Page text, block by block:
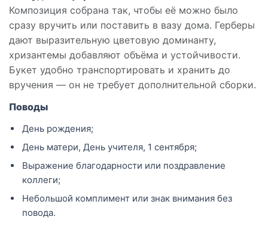
Композиция собрана так, чтобы её можно было
сразу вручить или поставить в вазу дома. Герберы
дают выразительную цветовую доминанту,
хризантемы добавляют объёма и устойчивости.
Букет удобно транспортировать и хранить до
вручения — он не требует дополнительной сборки.
Поводы
День рождения;
День матери, День учителя, 1 сентября;
Выражение благодарности или поздравление
коллеги;
Небольшой комплимент или знак внимания без
повода.